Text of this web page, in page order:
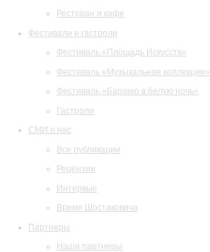
Ресторан и кафе
Фестивали и гастроли
Фестиваль «Площадь Искусств»
Фестиваль «Музыкальная коллекция»
Фестиваль «Барокко в белую ночь»
Гастроли
СМИ о нас
Все публикации
Рецензии
Интервью
Время Шостаковича
Партнеры
Наши партнеры